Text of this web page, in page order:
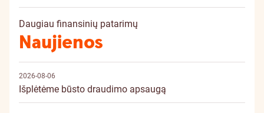
Daugiau finansinių patarimų
Naujienos
2026-08-06
Išplėtėme būsto draudimo apsaugą